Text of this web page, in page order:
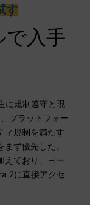
す
で入手
に規制遵守と現
プラットフォー
ィ規制を満たす
ず優先した。
えており、ヨー
2に直接アクセ